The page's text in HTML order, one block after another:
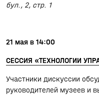
бул., 2, стр. 1
21 мая в 14:00
СЕССИЯ «ТЕХНОЛОГИИ
Участники дискуссии
руководителей музеев и